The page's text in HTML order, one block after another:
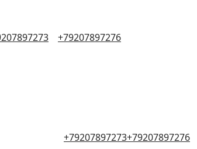
+79207897276
+79207897273+79207897276